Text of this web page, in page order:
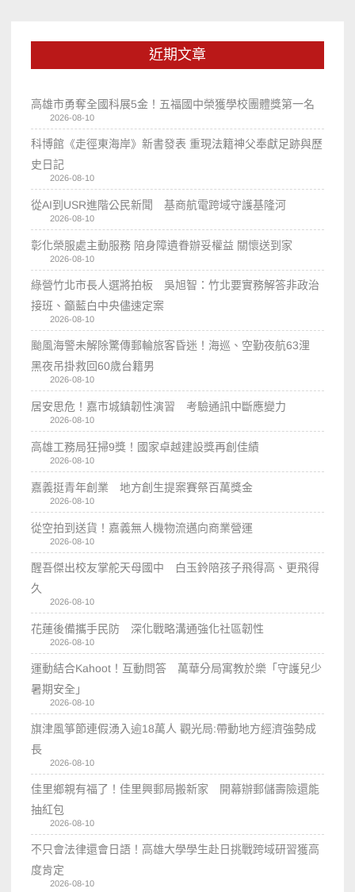
近期文章
高雄市勇奪全國科展5金！五福國中榮獲學校團體獎第一名
2026-08-10
科博館《走徑東海岸》新書發表 重現法籍神父奉獻足跡與歷
史日記
2026-08-10
從AI到USR進階公民新聞 基商航電跨域守護基隆河
2026-08-10
彰化榮服處主動服務 陪身障遺眷辦妥權益 關懷送到家
2026-08-10
綠營竹北市長人選將拍板 吳旭智：竹北要實務解答非政治
接班、籲藍白中央儘速定案
2026-08-10
颱風海警未解除驚傳郵輪旅客昏迷！海巡、空勤夜航63浬
黑夜吊掛救回60歲台籍男
2026-08-10
居安思危！嘉市城鎮韌性演習 考驗通訊中斷應變力
2026-08-10
高雄工務局狂掃9獎！國家卓越建設獎再創佳績
2026-08-10
嘉義挺青年創業 地方創生提案賽祭百萬獎金
2026-08-10
從空拍到送貨！嘉義無人機物流邁向商業營運
2026-08-10
醒吾傑出校友掌舵天母國中 白玉鈴陪孩子飛得高、更飛得
久
2026-08-10
花蓮後備攜手民防 深化戰略溝通強化社區韌性
2026-08-10
運動結合Kahoot！互動問答 萬華分局寓教於樂「守護兒少
暑期安全」
2026-08-10
旗津風箏節連假湧入逾18萬人 觀光局:帶動地方經濟強勢成
長
2026-08-10
佳里鄉親有福了！佳里興郵局搬新家 開幕辦郵儲壽險還能
抽紅包
2026-08-10
不只會法律還會日語！高雄大學學生赴日挑戰跨域研習獲高
度肯定
2026-08-10